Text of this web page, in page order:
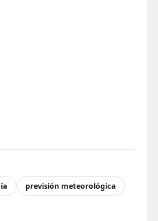
previsión meteorológica